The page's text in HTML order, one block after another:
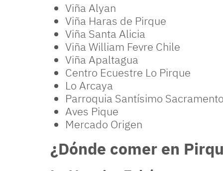
Viña Alyan
Viña Haras de Pirque
Viña Santa Alicia
Viña William Fevre Chile
Viña Apaltagua
Centro Ecuestre Lo Pirque
Lo Arcaya
Parroquia Santísimo Sacramento
Aves Pique
Mercado Origen
¿Dónde comer en